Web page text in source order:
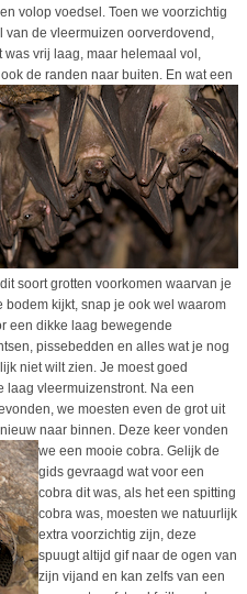
volop voedsel. Toen we voorzichtig
de vleermuizen oorverdovend,
vrij laag, maar helemaal vol,
de randen naar buiten. En wat een
soort grotten voorkomen waarvan je
kijkt, snap je ook wel waarom
een dikke laag bewegende
pissebedden en alles wat je nog
niet wilt zien. Je moest goed
laag vleermuizenstront. Na een
we moesten even de grot uit
naar binnen. Deze keer vonden
we een mooie cobra. Gelijk de
gids gevraagd wat voor een
cobra dit was, als het een spitting
cobra was, moesten we natuurlijk
extra voorzichtig zijn, deze
spuugt altijd gif naar de ogen van
zijn vijand en kan zelfs van een